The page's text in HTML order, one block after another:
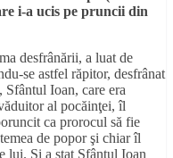
i-a ucis pe pruncii din
desfrânării, a luat de
se astfel răpitor, desfrânat
Sfântul Ioan, care era
al pocăinţei, îl
ca prorocul să fie
de popor şi chiar îl
lui. Şi a stat Sfântul Ioan